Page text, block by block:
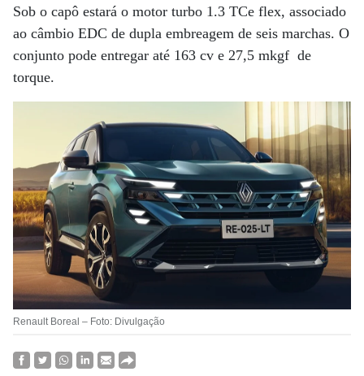
Sob o capô estará o motor turbo 1.3 TCe flex, associado
ao câmbio EDC de dupla embreagem de seis marchas. O
conjunto pode entregar até 163 cv e 27,5 mkgf de
torque.
Renault Boreal – Foto: Divulgação